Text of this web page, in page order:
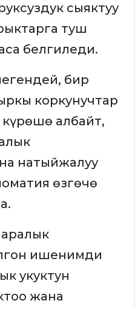
сыяктуу
туш
белгиледи.
бир
коркунучтар
албайт,
натыйжалуу
өзгөчө
аралык
ишенимди
укуктун
жана